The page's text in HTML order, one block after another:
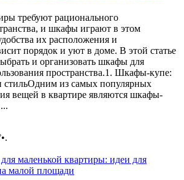
требуют рационального
и шкафы играют в этом
их расположения и
порядок и уют в доме. В этой статье
и организовать шкафы для
пространства.1. Шкафы-купе:
стильОдним из самых популярных
вещей в квартире являются шкафы-